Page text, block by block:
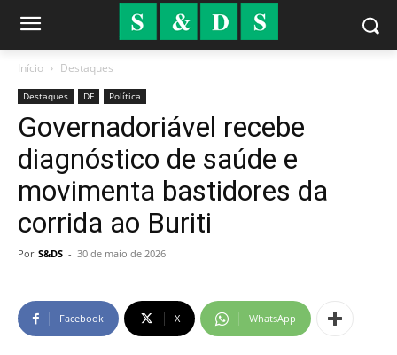
Início Destaques
Destaques DF Política
Governadoriável recebe
diagnóstico de saúde e
movimenta bastidores da
corrida ao Buriti
Por S&DS - 30 de maio de 2026
Facebook X WhatsApp